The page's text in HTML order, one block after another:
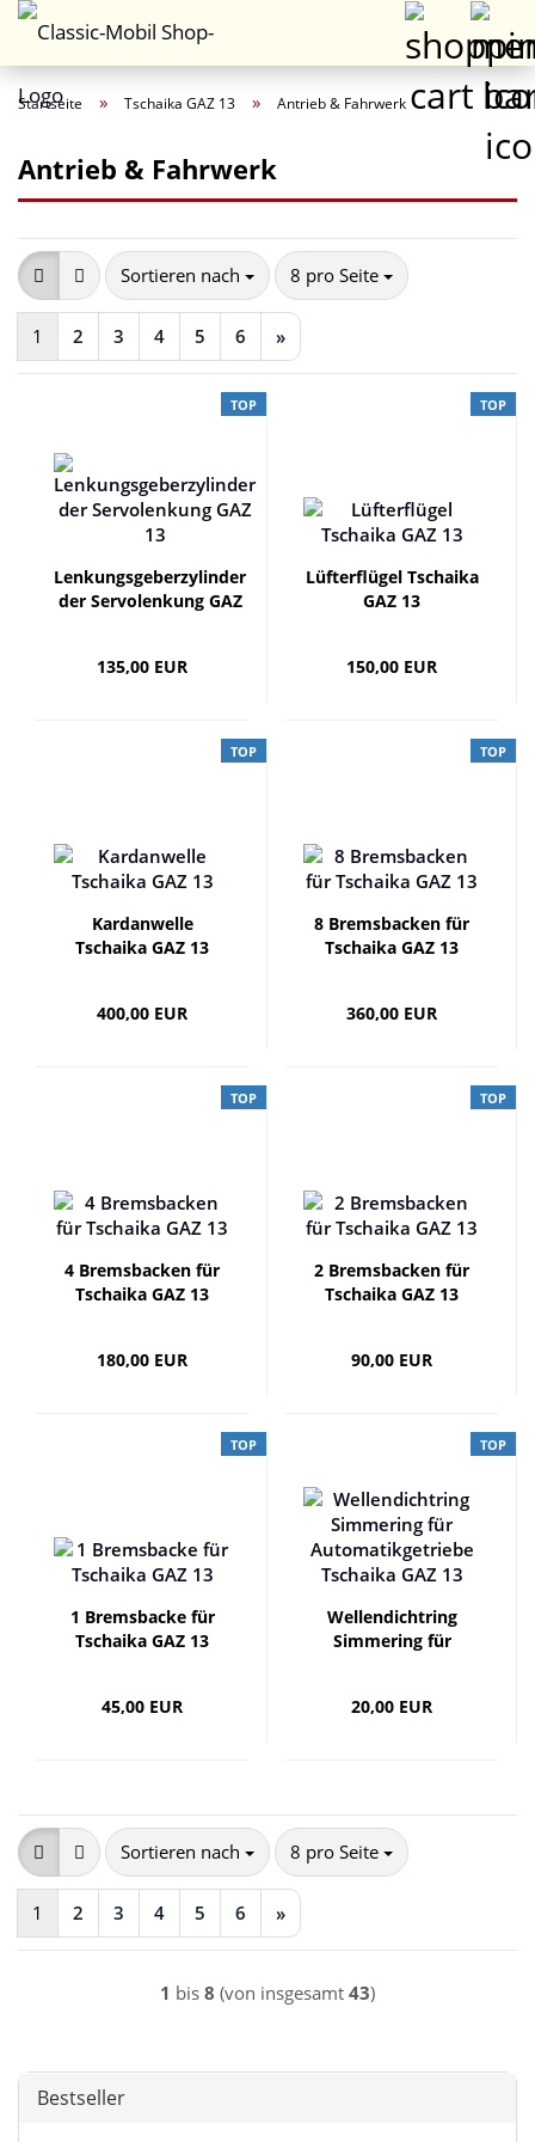
Startseite » Tschaika GAZ 13 » Antrieb & Fahrwerk
Antrieb & Fahrwerk
Sortieren nach
Sortieren nach 8 pro Seite
pro Seite
1 2 3 4 5 6 »
TOP
Lenkungsgeberzylinder
der Servolenkung GAZ
135,00 EUR
TOP
Lüfterflügel Tschaika
GAZ 13
150,00 EUR
TOP
Kardanwelle
Tschaika GAZ 13
400,00 EUR
TOP
8 Bremsbacken für
Tschaika GAZ 13
360,00 EUR
TOP
4 Bremsbacken für
Tschaika GAZ 13
180,00 EUR
TOP
2 Bremsbacken für
Tschaika GAZ 13
90,00 EUR
TOP
1 Bremsbacke für
Tschaika GAZ 13
45,00 EUR
TOP
Wellendichtring
Simmering für
20,00 EUR
Sortieren nach
Sortieren nach 8 pro Seite
pro Seite
1 2 3 4 5 6 »
1 bis 8 (von insgesamt 43)
Bestseller